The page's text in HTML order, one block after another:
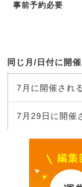
事前予約必要
同じ月/日付に開
7月に開催され
7月29日に開催